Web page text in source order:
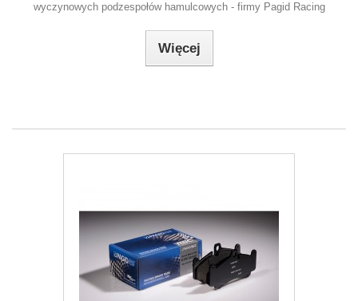
wyczynowych podzespołów hamulcowych - firmy Pagid Racing
Więcej